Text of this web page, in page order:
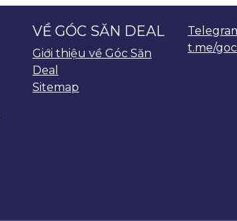
VỀ GÓC SĂN DEAL
Giới thiệu về Góc Săn
Deal
Sitemap
t.me/